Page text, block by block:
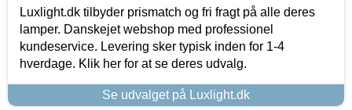
Luxlight.dk tilbyder prismatch og fri fragt på alle deres
lamper. Danskejet webshop med professionel
kundeservice. Levering sker typisk inden for 1-4
hverdage. Klik her for at se deres udvalg.
Se udvalget på Luxlight.dk